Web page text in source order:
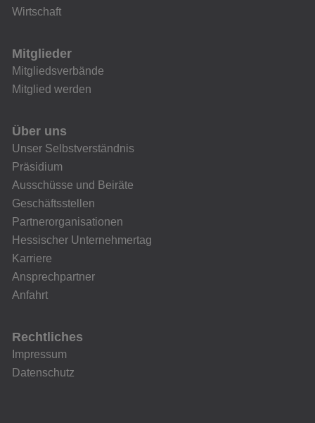
Wirtschaft
Mitglieder
Mitgliedsverbände
Mitglied werden
Über uns
Unser Selbstverständnis
Präsidium
Ausschüsse und Beiräte
Geschäftsstellen
Partnerorganisationen
Hessischer Unternehmertag
Karriere
Ansprechpartner
Anfahrt
Rechtliches
Impressum
Datenschutz